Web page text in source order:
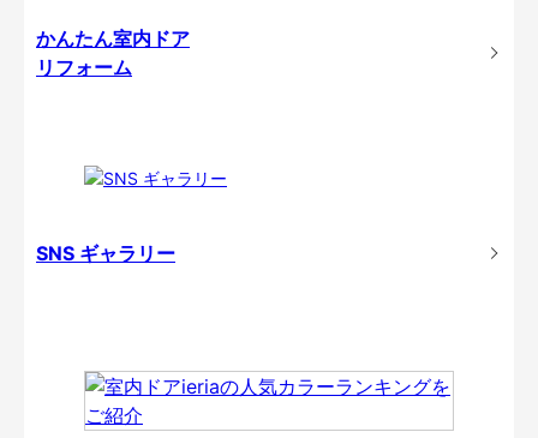
かんたん室内ドア
リフォーム
SNS ギャラリー